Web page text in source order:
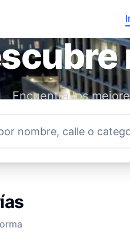
Encuentra los
comunidad.